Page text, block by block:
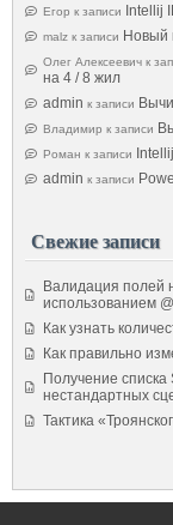
Егор к записи Intellij
malz к записи Новый
Олег Алексеевич к
на 4 / 8 жил
admin к записи
Владимир к записи
Роман к записи
admin к записи
Свежие записи
Валидация полей
использованием
Как узнать
Как правильно
Получение списка
нестандартных
Тактика